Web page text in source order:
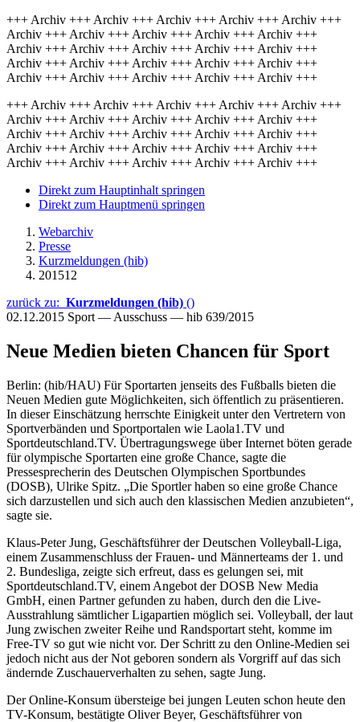
+++ Archiv +++ Archiv +++ Archiv +++ Archiv +++ Archiv +++
Archiv +++ Archiv +++ Archiv +++ Archiv +++ Archiv +++
Archiv +++ Archiv +++ Archiv +++ Archiv +++ Archiv +++
Archiv +++ Archiv +++ Archiv +++ Archiv +++ Archiv +++
Archiv +++ Archiv +++ Archiv +++ Archiv +++ Archiv +++
+++ Archiv +++ Archiv +++ Archiv +++ Archiv +++ Archiv +++
Archiv +++ Archiv +++ Archiv +++ Archiv +++ Archiv +++
Archiv +++ Archiv +++ Archiv +++ Archiv +++ Archiv +++
Archiv +++ Archiv +++ Archiv +++ Archiv +++ Archiv +++
Archiv +++ Archiv +++ Archiv +++ Archiv +++ Archiv +++
Direkt zum Hauptinhalt springen
Direkt zum Hauptmenü springen
Webarchiv
Presse
Kurzmeldungen (hib)
201512
zurück zu: Kurzmeldungen (hib) ()
02.12.2015 Sport — Ausschuss — hib 639/2015
Neue Medien bieten Chancen für Sport
Berlin: (hib/HAU) Für Sportarten jenseits des Fußballs bieten die
Neuen Medien gute Möglichkeiten, sich öffentlich zu präsentieren.
In dieser Einschätzung herrschte Einigkeit unter den Vertretern von
Sportverbänden und Sportportalen wie Laola1.TV und
Sportdeutschland.TV. Übertragungswege über Internet böten gerade
für olympische Sportarten eine große Chance, sagte die
Pressesprecherin des Deutschen Olympischen Sportbundes
(DOSB), Ulrike Spitz. „Die Sportler haben so eine große Chance
sich darzustellen und sich auch den klassischen Medien anzubieten“,
sagte sie.
Klaus-Peter Jung, Geschäftsführer der Deutschen Volleyball-Liga,
einem Zusammenschluss der Frauen- und Männerteams der 1. und
2. Bundesliga, zeigte sich erfreut, dass es gelungen sei, mit
Sportdeutschland.TV, einem Angebot der DOSB New Media
GmbH, einen Partner gefunden zu haben, durch den die Live-
Ausstrahlung sämtlicher Ligapartien möglich sei. Volleyball, der laut
Jung zwischen zweiter Reihe und Randsportart steht, komme im
Free-TV so gut wie nicht vor. Der Schritt zu den Online-Medien sei
jedoch nicht aus der Not geboren sondern als Vorgriff auf das sich
ändernde Zuschauerverhalten zu sehen, sagte Jung.
Der Online-Konsum übersteige bei jungen Leuten schon heute den
TV-Konsum, bestätigte Oliver Beyer, Geschäftsführer von